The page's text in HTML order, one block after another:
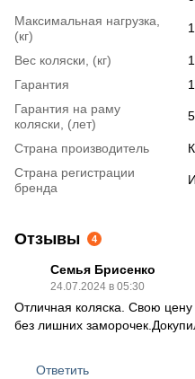
Максимальная нагрузка,
(кг)
Вес коляски, (кг)
Гарантия
Гарантия на раму
коляски, (лет)
5
Страна производитель
Страна регистрации
бренда
Отзывы 4
Семья Брисенко
24.07.2024 в 05:30
Отличная коляска. Свою
без лишних
Ответить